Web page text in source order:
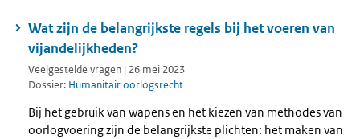
Wat zijn de belangrijkste regels bij het voeren van
vijandelijkheden?
Veelgestelde vragen | 26 mei 2023
Dossier: Humanitair oorlogsrecht
Bij het gebruik van wapens en het kiezen van methodes van
oorlogvoering zijn de belangrijkste plichten: het maken van